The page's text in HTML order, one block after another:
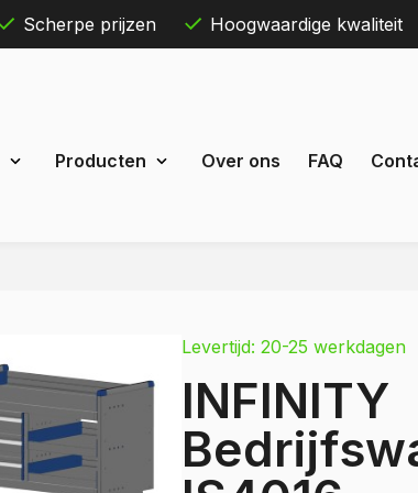
Scherpe prijzen Hoogwaardige kwaliteit
Skip
Producten Over ons FAQ
eDeliver 7
eDeliver 9
Mercedes
Citan
Levertijd: 20-25 werkdagen
INFINITY